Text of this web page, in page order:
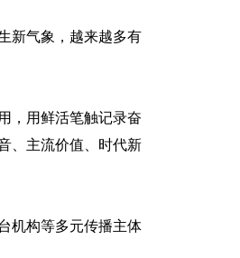
新气象，越来越多有
，用鲜活笔触记录奋
、主流价值、时代新
机构等多元传播主体